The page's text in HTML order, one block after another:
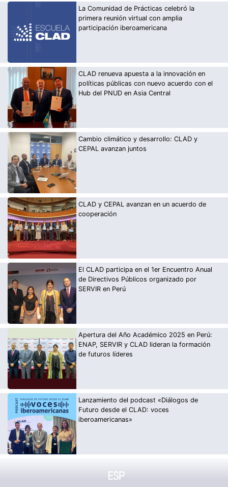
La Comunidad de Prácticas celebró la
primera reunión virtual con amplia
participación iberoamericana
CLAD renueva apuesta a la innovación en
políticas públicas con nuevo acuerdo con el
Hub del PNUD en Asia Central
Cambio climático y desarrollo: CLAD y
CEPAL avanzan juntos
CLAD y CEPAL avanzan en un acuerdo de
cooperación
El CLAD participa en el 1er Encuentro Anual
de Directivos Públicos organizado por
SERVIR en Perú
Apertura del Año Académico 2025 en Perú:
ENAP, SERVIR y CLAD lideran la formación
de futuros líderes
Lanzamiento del podcast «Diálogos de
Futuro desde el CLAD: voces
iberoamericanas»